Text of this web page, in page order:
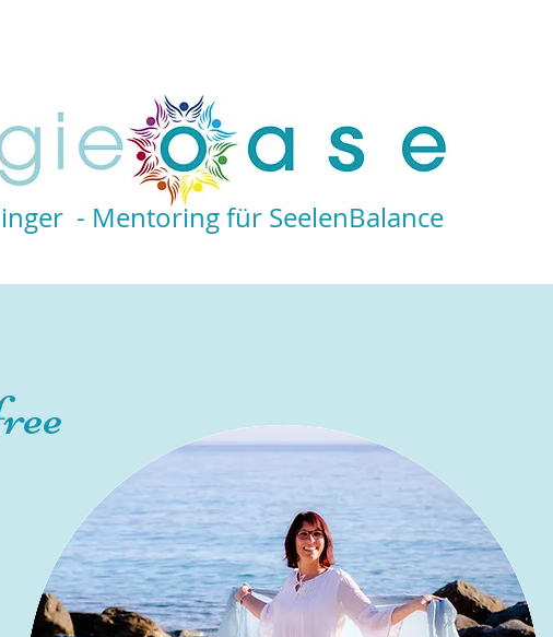
- Mentoring für SeelenBalance